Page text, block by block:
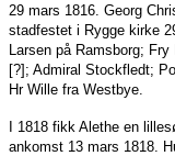
29 mars 1816. Georg
stadfestet i Rygge kirke
Larsen på Ramsborg;
[?]; Admiral Stockfledt;
Hr Wille fra Westbye.
I 1818 fikk Alethe en
ankomst 13 mars 1818.